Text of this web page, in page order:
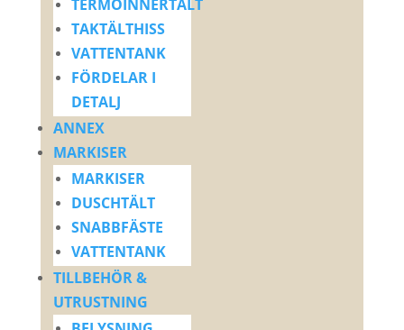
TERMOINNERTÄLT
TAKTÄLTHISS
VATTENTANK
FÖRDELAR I
DETALJ
ANNEX
MARKISER
MARKISER
DUSCHTÄLT
SNABBFÄSTE
VATTENTANK
TILLBEHÖR &
UTRUSTNING